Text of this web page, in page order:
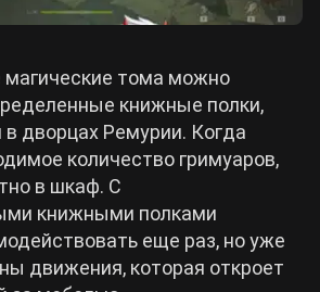
магические тома можно
книжные полки,
дворцах Ремурии. Когда
количество гримуаров,
в шкаф. С
книжными полками
еще раз, но уже
движения, которая откроет